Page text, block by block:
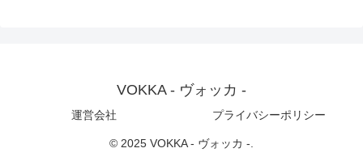
VOKKA - ヴォッカ -
運営会社 プライバシーポリシー
© 2025 VOKKA - ヴォッカ -.